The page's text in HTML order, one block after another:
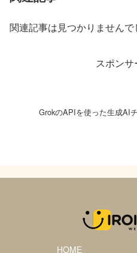
関連記事は見つかりませんで
スポンサ
GrokのAPIを使った生成AI
HOME